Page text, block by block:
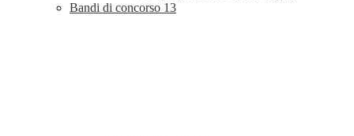
Bandi di concorso 13